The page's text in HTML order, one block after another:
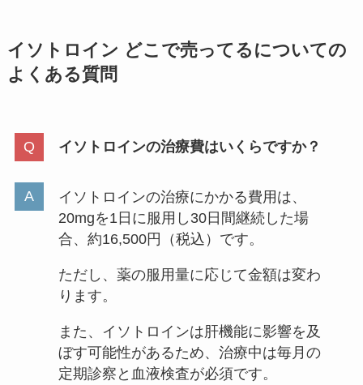
イソトロイン どこで売ってるについての
よくある質問
イソトロインの治療費はいくらですか？
イソトロインの治療にかかる費用は、
20mgを1日に服用し30日間継続した場
合、約16,500円（税込）です。
ただし、薬の服用量に応じて金額は変わ
ります。
また、イソトロインは肝機能に影響を及
ぼす可能性があるため、治療中は毎月の
定期診察と血液検査が必須です。